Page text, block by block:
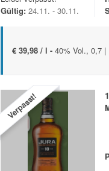
Gültig: 24.11. - 30.11.
€ 39,98 / l - 40% Vol., 0,7 |
Verpasst!